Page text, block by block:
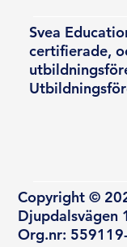
Svea
certifierade,
Copyright ©
Djupdalsvägen
Org.nr: